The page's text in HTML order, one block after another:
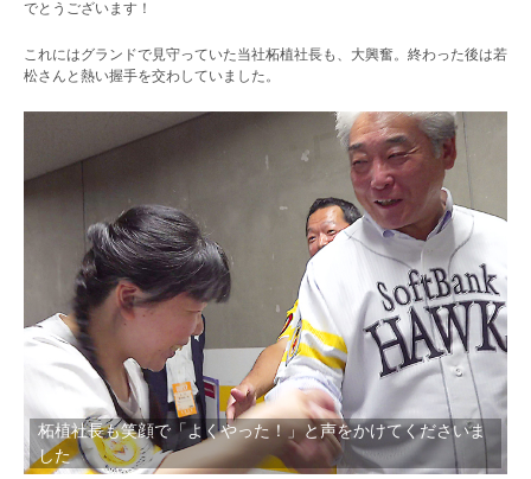
でとうございます！
これにはグランドで見守っていた当社柘植社長も、大興奮。終わった後は若
松さんと熱い握手を交わしていました。
柘植社長も笑顔で「よくやった！」と声をかけてくださいま
した